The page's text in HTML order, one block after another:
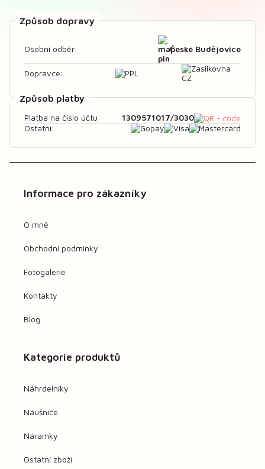
Způsob dopravy
Osobní odběr: České Budějovice
Dopravce:
Způsob platby
Platba na číslo účtu: 1309571017/3030
Ostatní:
Informace pro zákazníky
O mně
Obchodní podmínky
Fotogalerie
Kontakty
Blog
Kategorie produktů
Náhrdelníky
Náušnice
Náramky
Ostatní zboží